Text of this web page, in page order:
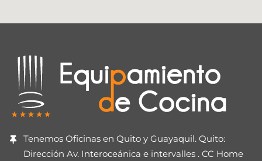
Tenemos Oficinas en Quito y Guayaquil. Quito:
Dirección Av. Interoceánica e intervalles . CC Home